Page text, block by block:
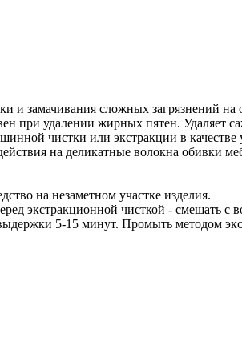
и замачивания сложных загрязнений на
при удалении жирных пятен. Удаляет
чистки или экстракции в качестве
на деликатные волокна обивки
на незаметном участке изделия.
экстракционной чисткой - смешать с
5-15 минут. Промыть методом